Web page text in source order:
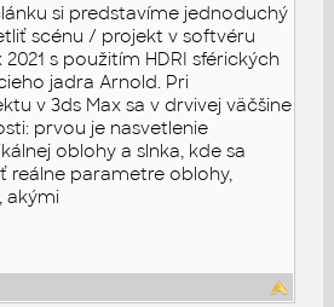
si predstavíme jednoduchý
scénu / projekt v softvéru
s použitím HDRI sférických
jadra Arnold. Pri
v 3ds Max sa v drvivej väčšine
prvou je nasvetlenie
oblohy a slnka, kde sa
reálne parametre oblohy,
akými